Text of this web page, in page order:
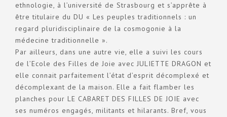
ethnologie, à l’université de Strasbourg et s’apprête à
être titulaire du DU « Les peuples traditionnels : un
regard pluridisciplinaire de la cosmogonie à la
médecine traditionnelle ».
Par ailleurs, dans une autre vie, elle a suivi les cours
de l’Ecole des Filles de Joie avec JULIETTE DRAGON et
elle connait parfaitement l’état d’esprit décomplexé et
décomplexant de la maison. Elle a fait flamber les
planches pour LE CABARET DES FILLES DE JOIE avec
ses numéros engagés, militants et hilarants. Bref, vous